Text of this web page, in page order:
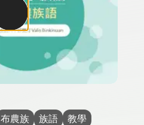
布農族 族語
教學